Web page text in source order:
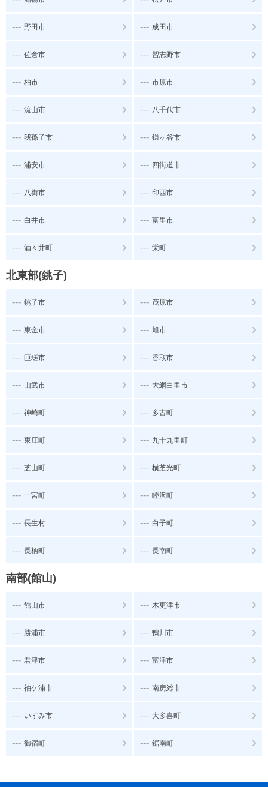
--- 野田市 --- 成田市
--- 佐倉市 --- 習志野市
--- 柏市 --- 市原市
--- 流山市 --- 八千代市
--- 我孫子市 --- 鎌ヶ谷市
--- 浦安市 --- 四街道市
--- 八街市 --- 印西市
--- 白井市 --- 富里市
--- 酒々井町 --- 栄町
北東部(銚子)
--- 銚子市 --- 茂原市
--- 東金市 --- 旭市
--- 匝瑳市 --- 香取市
--- 山武市 --- 大網白里市
--- 神崎町 --- 多古町
--- 東庄町 --- 九十九里町
--- 芝山町 --- 横芝光町
--- 一宮町 --- 睦沢町
--- 長生村 --- 白子町
--- 長柄町 --- 長南町
南部(館山)
--- 館山市 --- 木更津市
--- 勝浦市 --- 鴨川市
--- 君津市 --- 富津市
--- 袖ケ浦市 --- 南房総市
--- いすみ市 --- 大多喜町
--- 御宿町 --- 鋸南町